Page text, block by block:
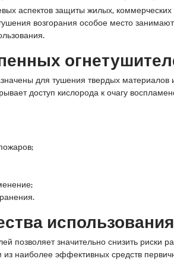
аспектов защиты жилых,
возгорания особое место
для тушения твердых
доступ кислорода к очагу
использования
позволяет значительно снизить риски
наиболее эффективных средств